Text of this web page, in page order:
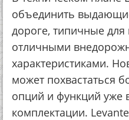
объединить
дороге, типичные
отличными
характеристиками.
может похвастаться
опций и функций уже
комплектации.